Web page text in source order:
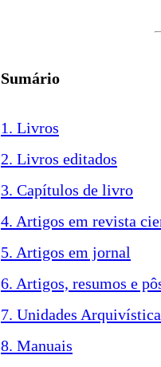
Sumário
1. Livros
2. Livros editados
3. Capítulos de livro
4. Artigos em revista
5. Artigos em jornal
6. Artigos, resumos e
7. Unidades
8. Manuais